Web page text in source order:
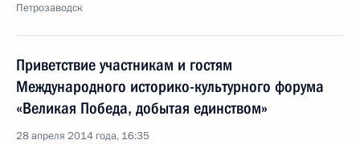
Петрозаводск
Приветствие участникам и гостям
Международного историко-культурного форума
«Великая Победа, добытая единством»
28 апреля 2014 года, 16:35